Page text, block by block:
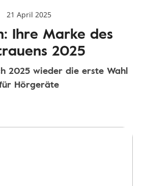
21 April 2025
Ihre Marke des
2025
2025 wieder die erste Wahl
Hörgeräte